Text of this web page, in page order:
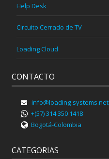
Help Desk
Circuito Cerrado de TV
Loading Cloud
CONTACTO
info@loading-systems.net
+(57) 314 350 1418
Bogotá-Colombia
CATEGORIAS